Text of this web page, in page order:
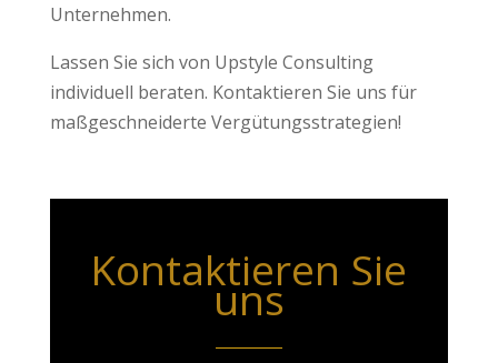
Unternehmen.
Lassen Sie sich von Upstyle Consulting
individuell beraten. Kontaktieren Sie uns für
maßgeschneiderte Vergütungsstrategien!
Kontaktieren Sie
uns